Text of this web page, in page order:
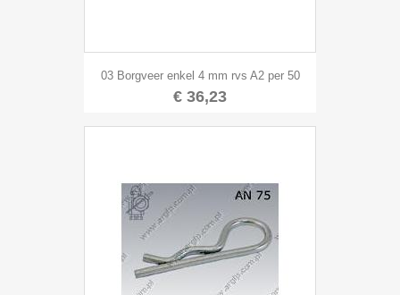
03 Borgveer enkel 4 mm rvs A2 per 50
€ 36,23